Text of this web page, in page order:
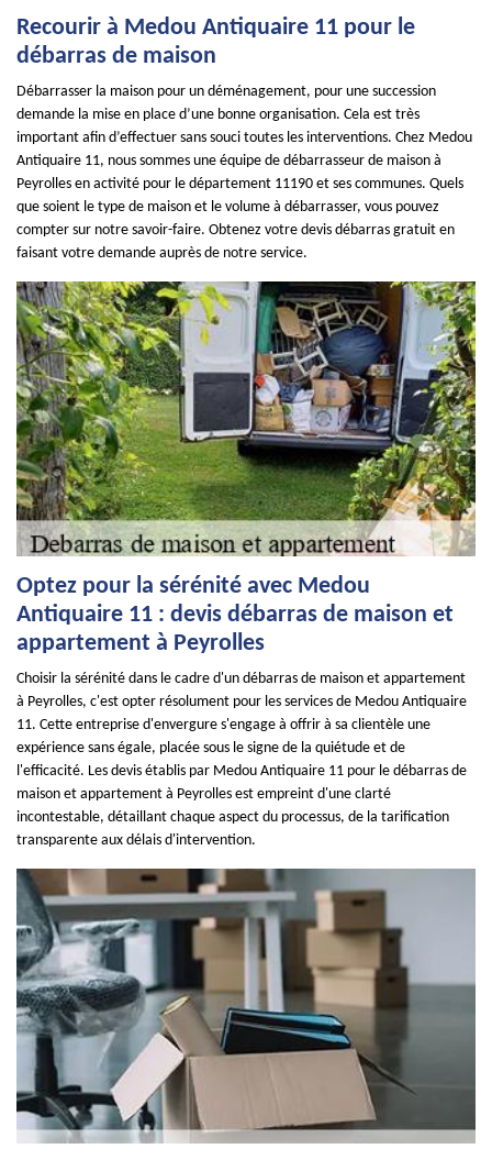
Recourir à Medou Antiquaire 11 pour le
débarras de maison
Débarrasser la maison pour un déménagement, pour une succession
demande la mise en place d’une bonne organisation. Cela est très
important afin d’effectuer sans souci toutes les interventions. Chez Medou
Antiquaire 11, nous sommes une équipe de débarrasseur de maison à
Peyrolles en activité pour le département 11190 et ses communes. Quels
que soient le type de maison et le volume à débarrasser, vous pouvez
compter sur notre savoir-faire. Obtenez votre devis débarras gratuit en
faisant votre demande auprès de notre service.
Optez pour la sérénité avec Medou
Antiquaire 11 : devis débarras de maison et
appartement à Peyrolles
Choisir la sérénité dans le cadre d'un débarras de maison et appartement
à Peyrolles, c'est opter résolument pour les services de Medou Antiquaire
11. Cette entreprise d'envergure s'engage à offrir à sa clientèle une
expérience sans égale, placée sous le signe de la quiétude et de
l'efficacité. Les devis établis par Medou Antiquaire 11 pour le débarras de
maison et appartement à Peyrolles est empreint d'une clarté
incontestable, détaillant chaque aspect du processus, de la tarification
transparente aux délais d'intervention.